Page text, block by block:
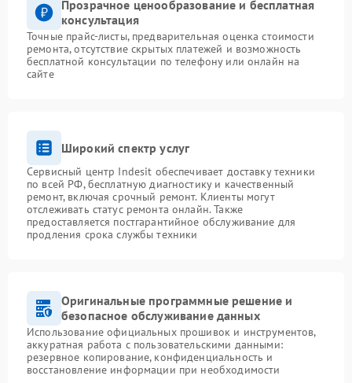
Прозрачное ценообразование и бесплатная
консультация
Точные прайс-листы, предварительная оценка стоимости
ремонта, отсутствие скрытых платежей и возможность
бесплатной консультации по телефону или онлайн на
сайте
Широкий спектр услуг
Сервисный центр Indesit обеспечивает доставку техники
по всей РФ, бесплатную диагностику и качественный
ремонт, включая срочный ремонт. Клиенты могут
отслеживать статус ремонта онлайн. Также
предоставляется постгарантийное обслуживание для
продления срока службы техники
Оригинальные программные решение и
безопасное обслуживание данных
Использование официальных прошивок и инструментов,
аккуратная работа с пользовательскими данными:
резервное копирование, конфиденциальность и
восстановление информации при необходимости